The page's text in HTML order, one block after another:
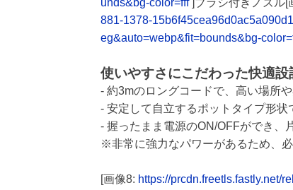
unds&bg-color=fff]ブラシ付きノズル[
881-1378-
eg&auto=webp&fit=bounds&bg-
使いやすさにこだわった快適設
- 約3mのロングコードで、高い場所
- 安定して自立するポットタイプ形状
- 握ったまま電源のON/OFFができ、
※非常に強力なパワーがあるため、
[画像8: https://prcdn.freetls.fastly.net/